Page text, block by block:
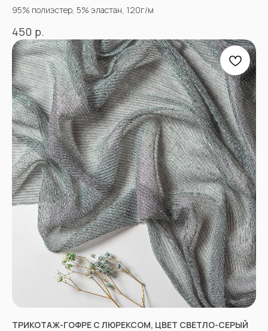
95% полиэстер, 5% эластан, 120г/м
450 р.
ТРИКОТАЖ-ГОФРЕ С ЛЮРЕКСОМ, ЦВЕТ СВЕТЛО-СЕРЫЙ
Г. Пятигорк, розничная точка на рынке
«Людмила», ул. Садовая 210, павильоны
34−37.
Оптово-розничные точки продаж:
г.Пятигорск, рынок "Привокзальный",
Георгиевское шоссе 1км, оптовый склад
№9302
График работы и схема проезда
+7(918)873-53-45Мария
tkani357@yandex.ru
+7(928)364-79-21Александра
АДРЕСА МАГАЗИНОВ
КАК СВЯЗАТЬСЯ